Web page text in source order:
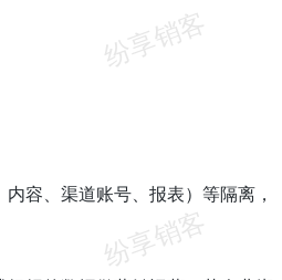
容、渠道账号、报表）等隔离，